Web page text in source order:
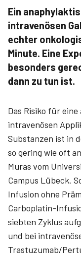
Ein
intravenösen
echter
Minute. Eine
besonders
dann zu tun ist.
Das Risiko für
intravenösen
Substanzen ist in
so gering wie oft
Muras vom
Campus Lübeck.
Infusion ohne
Carboplatin-
siebten Zyklus
und bei
Trastuzumab/